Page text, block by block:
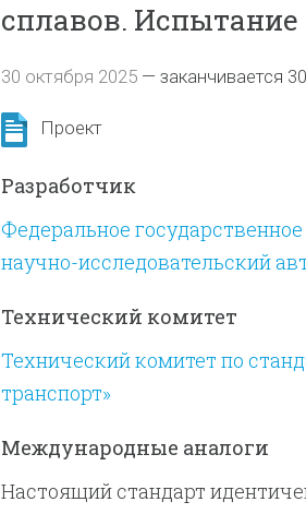
сплавов. Испытание
30 октября 2025— заканчивается
Проект
Разработчик
Федеральное
научно-исследовательский
Технический комитет
Технический комитет по
транспорт»
Международные аналоги
Настоящий стандарт